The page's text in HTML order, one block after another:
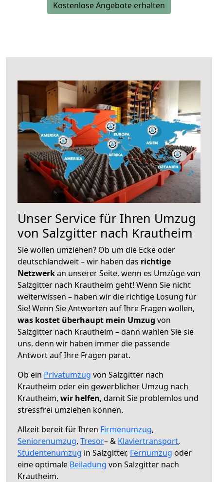
Kostenlose Angebote erhalten
Unser Service für Ihren Umzug
von Salzgitter nach Krautheim
Sie wollen umziehen? Ob um die Ecke oder
deutschlandweit – wir haben das richtige
Netzwerkan unserer Seite, wenn es Umzüge von
Salzgitter nach Krautheim geht! Wenn Sie nicht
weiterwissen – haben wir die richtige Lösung für
Sie! Wenn Sie Antworten auf Ihre Fragen wollen,
was kostet überhaupt mein Umzug von
Salzgitter nach Krautheim – dann wählen Sie sie
uns, denn wir haben immer die passende
Antwort auf Ihre Fragen parat.
Ob ein Privatumzug von Salzgitter nach
Krautheim oder ein gewerblicher Umzug nach
Krautheim, wir helfen, damit Sie problemlos und
stressfrei umziehen können.
Allzeit bereit für Ihren Firmenumzug,
Seniorenumzug, Tresor– & Klaviertransport,
Studentenumzug in Salzgitter, Fernumzug oder
eine optimale Beiladung von Salzgitter nach
Krautheim.